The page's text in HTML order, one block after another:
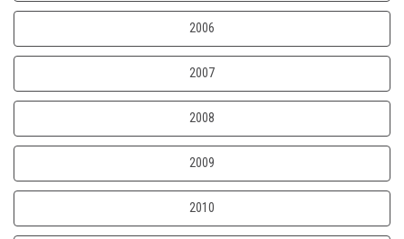
2006
2007
2008
2009
2010